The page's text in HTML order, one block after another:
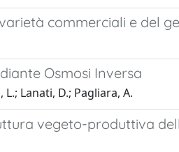
commerciali e del
Osmosi Inversa
Lanati, D.; Pagliara, A.
vegeto-produttiva